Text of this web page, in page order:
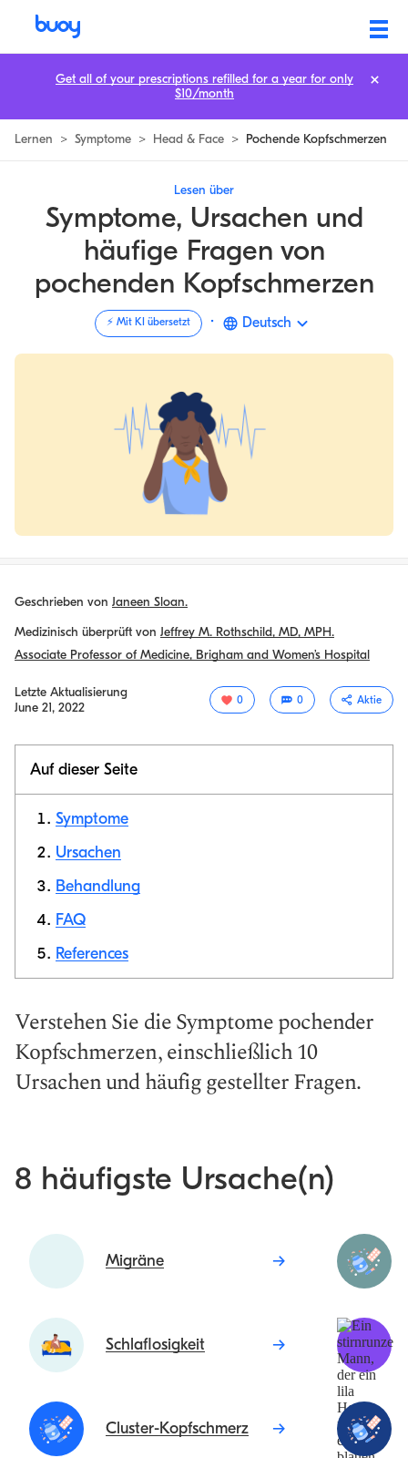
Lernen > Symptome > Head & Face > Pochende Kopfschmerzen
Lesen über
Symptome, Ursachen und
häufige Fragen von
pochenden Kopfschmerzen
⚡️ Mit KI übersetzt · Deutsch
Geschrieben von Janeen Sloan.
Medizinisch überprüft von Jeffrey M. Rothschild, MD, MPH.
Associate Professor of Medicine, Brigham and Women’s Hospital
Letzte Aktualisierung
June 21, 2022
0 0 Aktie
Auf dieser Seite
Symptome
Ursachen
Behandlung
FAQ
References
Verstehen Sie die Symptome pochender
Kopfschmerzen, einschließlich 10
Ursachen und häufig gestellter Fragen.
8 häufigste Ursache(n)
Migräne
Schlaflosigkeit
Cluster-Kopfschmerz
Get all of your prescriptions refilled for a year for only
$10/month